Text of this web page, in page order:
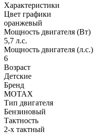
Характеристики
Цвет графики
оранжевый
Мощность двигателя (Вт)
5,7 л.с.
Мощность двигателя (л.с.)
6
Возраст
Детские
Бренд
MOTAX
Тип двигателя
Бензиновый
Тактность
2-х тактный